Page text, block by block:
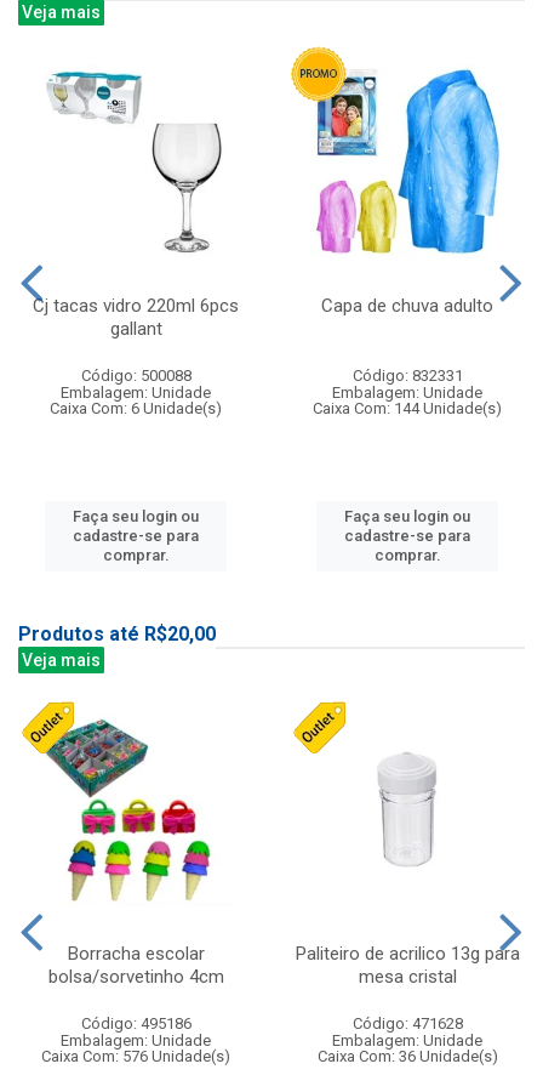
Veja mais
Cj tacas vidro 220ml 6pcs
gallant
Código: 500088
Embalagem: Unidade
Caixa Com: 6 Unidade(s)
Faça seu login ou
cadastre-se para
comprar.
Capa de chuva adulto
Código: 832331
Embalagem: Unidade
Caixa Com: 144 Unidade(s)
Faça seu login ou
cadastre-se para
comprar.
Produtos até R$20,00
Veja mais
Borracha escolar
bolsa/sorvetinho 4cm
Código: 495186
Embalagem: Unidade
Caixa Com: 576 Unidade(s)
Paliteiro de acrilico 13g para
mesa cristal
Código: 471628
Embalagem: Unidade
Caixa Com: 36 Unidade(s)